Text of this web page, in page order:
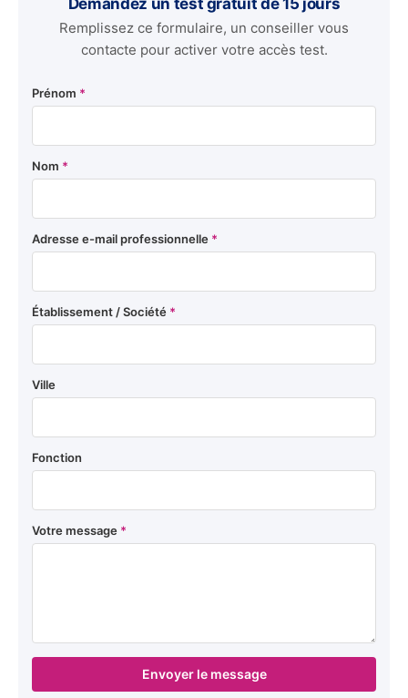
Remplissez ce formulaire, un conseiller vous
contacte pour activer votre accès test.
Prénom *
Nom *
Adresse e-mail professionnelle *
Établissement / Société *
Ville
Fonction
Votre message *
Envoyer le message